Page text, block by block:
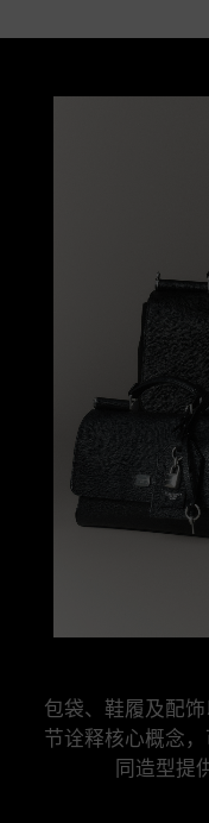
2025秋
包袋、鞋履及配
节诠释核心概念
同造型提